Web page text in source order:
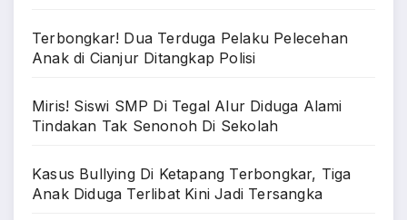
Terbongkar! Dua Terduga Pelaku Pelecehan
Anak di Cianjur Ditangkap Polisi
Miris! Siswi SMP Di Tegal Alur Diduga Alami
Tindakan Tak Senonoh Di Sekolah
Kasus Bullying Di Ketapang Terbongkar, Tiga
Anak Diduga Terlibat Kini Jadi Tersangka